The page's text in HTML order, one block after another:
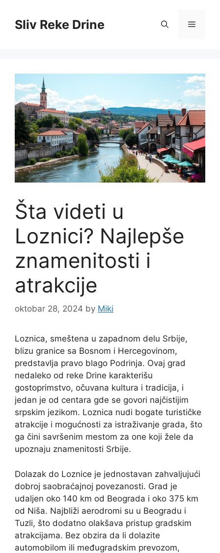
contentSliv Reke Drine Menu
Šta videti u
Loznici? Najlepše
znamenitosti i
atrakcije
oktobar 28, 2024 by Miki
Loznica, smeštena u zapadnom delu Srbije,
blizu granice sa Bosnom i Hercegovinom,
predstavlja pravo blago Podrinja. Ovaj grad
nedaleko od reke Drine karakterišu
gostoprimstvo, očuvana kultura i tradicija, i
jedan je od centara gde se govori najčistijim
srpskim jezikom. Loznica nudi bogate turističke
atrakcije i mogućnosti za istraživanje grada, što
ga čini savršenim mestom za one koji žele da
upoznaju znamenitosti Srbije.
Dolazak do Loznice je jednostavan zahvaljujući
dobroj saobraćajnoj povezanosti. Grad je
udaljen oko 140 km od Beograda i oko 375 km
od Niša. Najbliži aerodromi su u Beogradu i
Tuzli, što dodatno olakšava pristup gradskim
atrakcijama. Bez obzira da li dolazite
automobilom ili međugradskim prevozom,